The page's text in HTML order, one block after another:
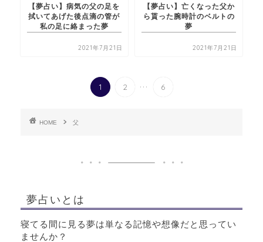
【夢占い】病気の父の足を
拭いてあげた後点滴の管が
私の足に絡まった夢
2021年7月21日
【夢占い】亡くなった父か
ら貰った腕時計のベルトの
夢
2021年7月21日
1 2 ... 6
HOME 父
夢占いとは
寝てる間に見る夢は単なる記憶や想像だと思ってい
ませんか？